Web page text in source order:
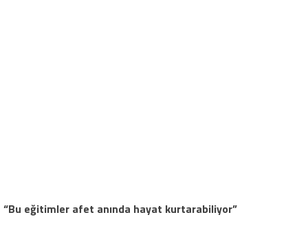
“Bu eğitimler afet anında hayat kurtarabiliyor”